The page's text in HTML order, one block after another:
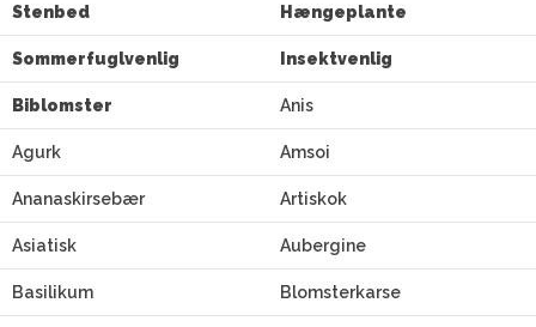
Stenbed Hængeplante
Sommerfuglvenlig Insektvenlig
Biblomster Anis
Agurk Amsoi
Ananaskirsebær Artiskok
Asiatisk Aubergine
Basilikum Blomsterkarse